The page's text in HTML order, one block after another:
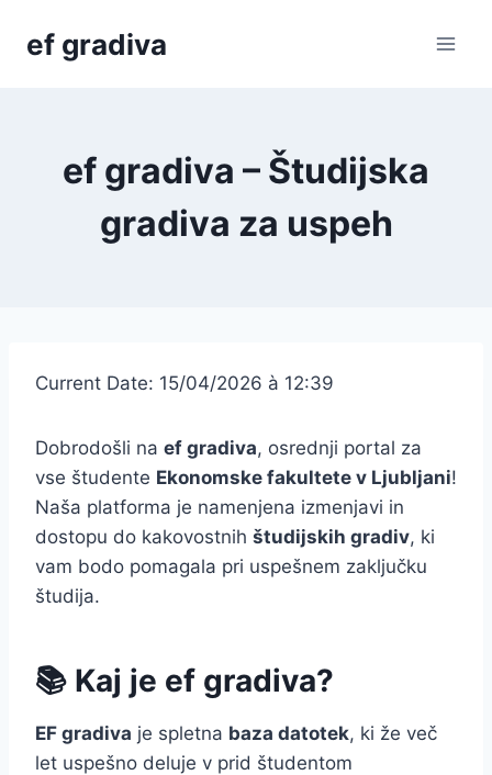
ef gradiva
ef gradiva – Študijska
gradiva za uspeh
Current Date: 15/04/2026 à 12:39
Dobrodošli na ef gradiva, osrednji portal za
vse študente Ekonomske fakultete v Ljubljani!
Naša platforma je namenjena izmenjavi in
dostopu do kakovostnih študijskih gradiv, ki
vam bodo pomagala pri uspešnem zaključku
študija.
📚 Kaj je ef gradiva?
EF gradiva je spletna baza datotek, ki že več
let uspešno deluje v prid študentom